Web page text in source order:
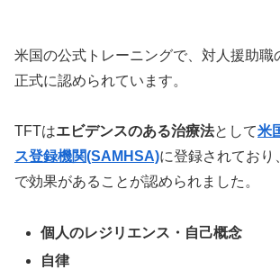
米国の公式トレーニングで、対人援助職
正式に認められています。
TFTはエビデンスのある治療法として米
ス登録機関(SAMHSA)に登録されており
で効果があることが認められました。
個人のレジリエンス・自己概念
自律